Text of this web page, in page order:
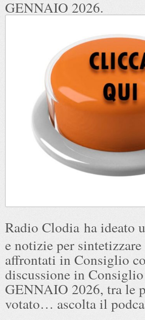
GENNAIO 2026.
Radio Clodia ha ideato
e notizie per
affrontati in Consiglio
discussione in
GENNAIO 2026, tra le
votato… ascolta il